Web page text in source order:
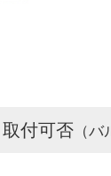
付可否 （